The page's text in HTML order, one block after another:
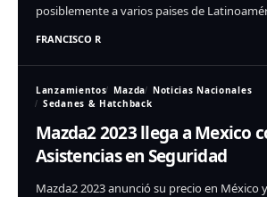
posiblemente a varios paises de
FRANCISCO R
Lanzamientos Mazda
Noticias Nacionales
Sedanes & Hatchback
Mazda2 2023 llega a Mexico
Asistencias en Seguridad
Mazda2 2023 anunció su precio en México y